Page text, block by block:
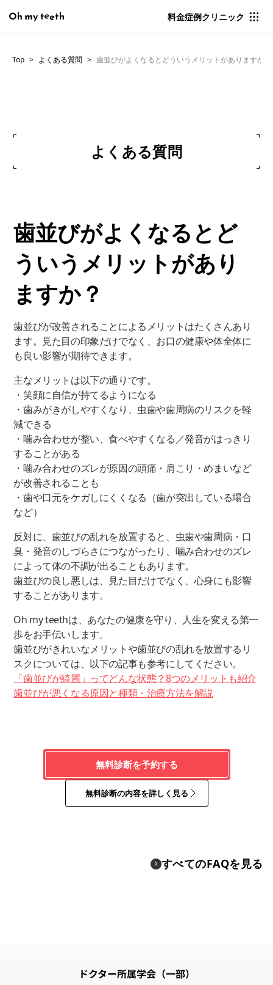
料金症例クリニック
Top よくある質問 歯並びがよくなるとどういうメリットがありますか？
よくある質問
歯並びがよくなるとど
ういうメリットがあり
ますか？
歯並びが改善されることによるメリットはたくさんあり
ます。見た目の印象だけでなく、お口の健康や体全体に
も良い影響が期待できます。
主なメリットは以下の通りです。
・笑顔に自信が持てるようになる
・歯みがきがしやすくなり、虫歯や歯周病のリスクを軽
減できる
・噛み合わせが整い、食べやすくなる／発音がはっきり
することがある
・噛み合わせのズレが原因の頭痛・肩こり・めまいなど
が改善されることも
・歯や口元をケガしにくくなる（歯が突出している場合
など）
反対に、歯並びの乱れを放置すると、虫歯や歯周病・口
臭・発音のしづらさにつながったり、噛み合わせのズレ
によって体の不調が出ることもあります。
歯並びの良し悪しは、見た目だけでなく、心身にも影響
することがあります。
Oh my teethは、あなたの健康を守り、人生を変える第一
歩をお手伝いします。
歯並びがきれいなメリットや歯並びの乱れを放置するリ
スクについては、以下の記事も参考にしてください。
「歯並びが綺麗」ってどんな状態？8つのメリットも紹介
歯並びが悪くなる原因と種類・治療方法を解説
無料診断を予約する
無料診断の内容を詳しく見る
すべてのFAQを見る
ドクター所属学会（一部）